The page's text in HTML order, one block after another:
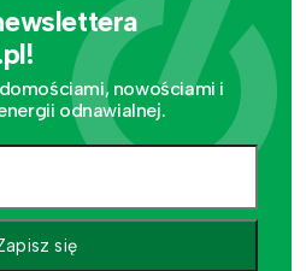
nowościami i
odnawialnej.
się